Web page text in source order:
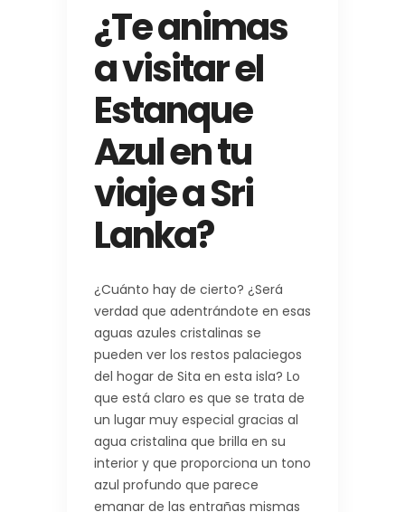
¿Te animas
a visitar el
Estanque
Azul en tu
viaje a Sri
Lanka?
¿Cuánto hay de cierto? ¿Será
verdad que adentrándote en esas
aguas azules cristalinas se
pueden ver los restos palaciegos
del hogar de Sita en esta isla? Lo
que está claro es que se trata de
un lugar muy especial gracias al
agua cristalina que brilla en su
interior y que proporciona un tono
azul profundo que parece
emanar de las entrañas mismas